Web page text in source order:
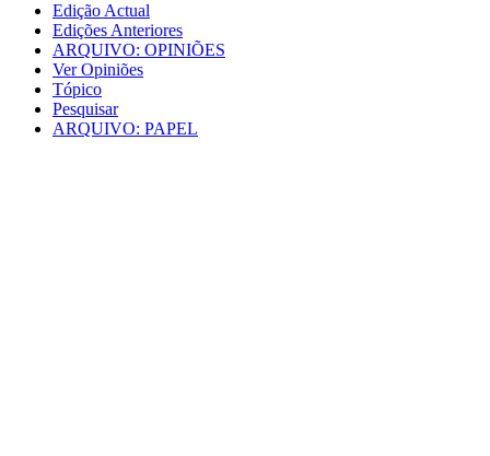
Edição Actual
Edições Anteriores
ARQUIVO: OPINIÕES
Ver Opiniões
Tópico
Pesquisar
ARQUIVO: PAPEL